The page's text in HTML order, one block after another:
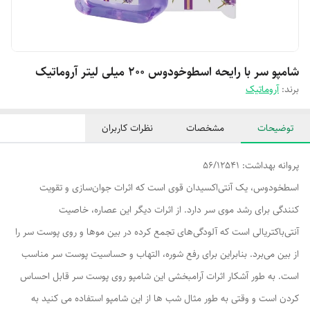
شامپو سر با رایحه اسطوخودوس ۲۰۰ میلی لیتر آروماتیک
برند: آروماتیک
توضیحات مشخصات نظرات کاربران
پروانه بهداشت: 56/12541
اسطخودوس، یک آنتی‌اکسیدان قوی است که اثرات جوان‌سازی و تقویت
کنندگی برای رشد موی سر دارد. از اثرات دیگر این عصاره، خاصیت
آنتی‌باکتریالی است که آلودگی‌های تجمع کرده در بین موها و روی پوست سر را
از بین می‌برد. بنابراین برای رفع شوره، التهاب و حساسیت پوست سر مناسب
است. به طور آشکار اثرات آرامبخشی این شامپو روی پوست سر قابل احساس
کردن است و وقتی به طور مثال شب ها از این شامپو استفاده می کنید به